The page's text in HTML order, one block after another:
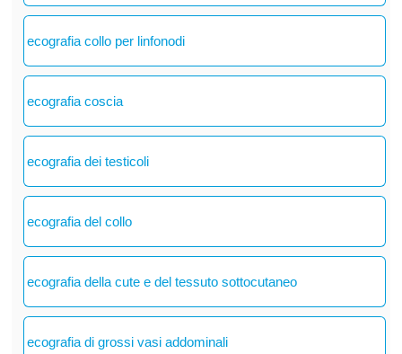
ecografia collo per linfonodi
ecografia coscia
ecografia dei testicoli
ecografia del collo
ecografia della cute e del tessuto sottocutaneo
ecografia di grossi vasi addominali